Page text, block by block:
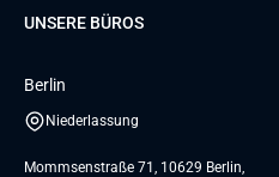
Elanders
Karriere
UNSERE BÜROS
Berlin
Niederlassung
Mommsenstraße 71, 10629 Berlin,